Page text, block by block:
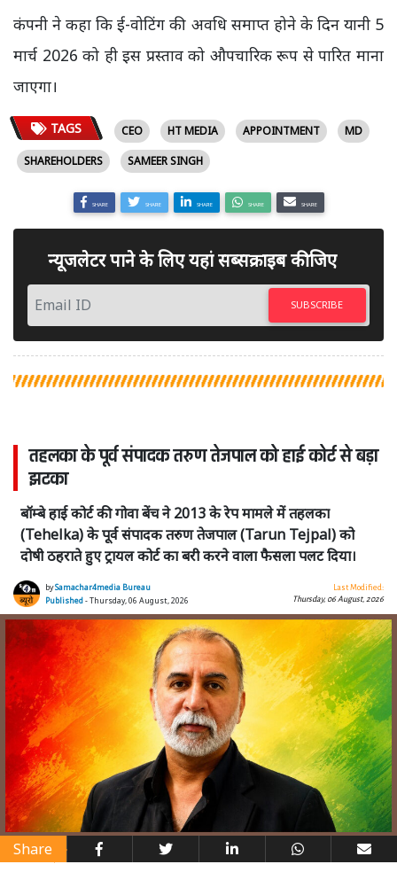
कंपनी ने कहा कि ई-वोटिंग की अवधि समाप्त होने के दिन यानी 5
मार्च 2026 को ही इस प्रस्ताव को औपचारिक रूप से पारित माना
जाएगा।
TAGS CEO HT MEDIA APPOINTMENT
MD
SHAREHOLDERS
SAMEER SINGH
SHARE SHARE SHARE SHARE SHARE
न्यूजलेटर पाने के लिए यहां सब्सक्राइब कीजिए
SUBSCRIBE
तहलका के पूर्व संपादक तरुण तेजपाल को हाई कोर्ट से बड़ा
झटका
बॉम्बे हाई कोर्ट की गोवा बेंच ने 2013 के रेप मामले में तहलका
(Tehelka) के पूर्व संपादक तरुण तेजपाल (Tarun Tejpal) को
दोषी ठहराते हुए ट्रायल कोर्ट का बरी करने वाला फैसला पलट दिया।
bySamachar4media Bureau
Published- Thursday, 06 August, 2026
Last Modified:
Thursday, 06 August, 2026
Share